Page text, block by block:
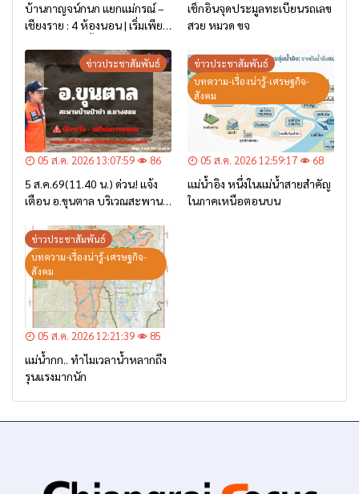
บ้านกาญจน์กนก แยกแม่กรณ์ –
เชียงราย : 4 ห้องนอน | เริ่มเพียง
เช็กอินจุดประมูลทะเบียนรถเลข
สวย หมวด ขจ
ข่าวประชาสัมพันธ์
05 ส.ค. 2026 13:07:59 86
5 ส.ค.69(11.40 น.) ด่วน! แจ้ง
เตือน อ.ขุนตาล บริเวณสะพาน
– เตรียมการอพยพ”
ข่าวประชาสัมพันธ์
บทความ-เรื่องน่ารู้-เศรษฐกิจ-
สังคม
05 ส.ค. 2026 12:59:17 68
แม่น้ำอิง หนึ่งในแม่น้ำสายสำคัญ
ในภาคเหนือตอนบน
ข่าวประชาสัมพันธ์
บทความ-เรื่องน่ารู้-เศรษฐกิจ-
สังคม
05 ส.ค. 2026 12:21:39 85
แม่น้ำกก.. ทำไมเวลาน้ำหลากถึง
รุนแรงมากนัก